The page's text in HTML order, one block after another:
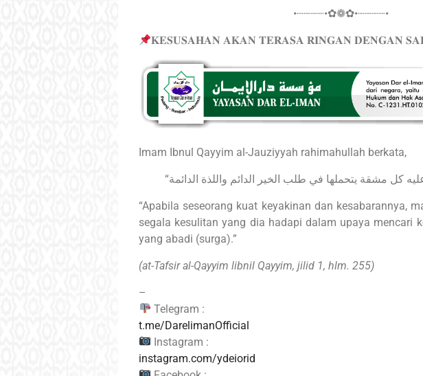
•┈┈┈┈•✿❁✿•┈┈┈┈•
𝐊𝐄𝐒𝐔𝐒𝐀𝐇𝐀𝐍 𝐀𝐊𝐀𝐍 𝐓𝐄𝐑𝐀𝐒𝐀 𝐑𝐈𝐍𝐆𝐀𝐍 𝐃𝐄𝐍𝐆𝐀𝐍
Imam Ibnul Qayyim al-Jauziyyah rahimahullah berkata,
“Apabila seseorang kuat keyakinan dan kesabarannya,
segala kesulitan yang dia hadapi dalam upaya mencari
yang abadi (surga).”
(at-Tafsir al-Qayyim libnil Qayyim, jilid 1, hlm. 255)
–
Telegram :
t.me/DarelimanOfficial
Instagram :
instagram.com/ydeiorid